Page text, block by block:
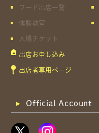
フード出店一覧
体験教室
入場チケット
出店お申し込み
出店者専用ページ
Official Account